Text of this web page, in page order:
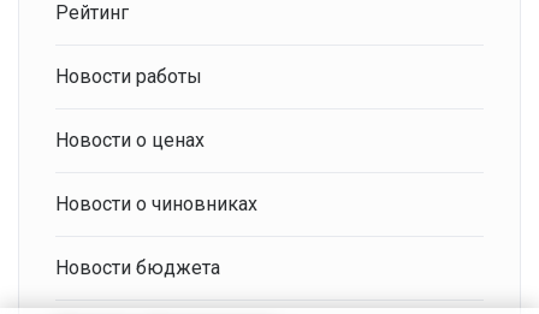
Рейтинг
Новости работы
Новости о ценах
Новости о чиновниках
Новости бюджета